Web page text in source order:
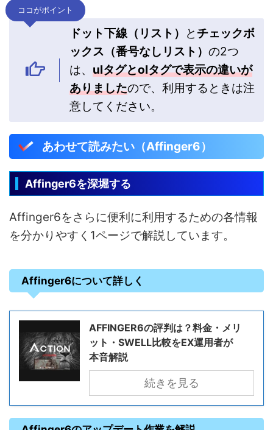
ココがポイント
ドット下線（リスト） と チェックボ
ックス（番号なしリスト） の2つ
は、 ulタグとolタグで表示の違いが
ありましたので、利用するときは注
意してください。
あわせて読みたい（Affinger6）
Affinger6を深堀する
Affinger6をさらに便利に利用するための各情報
を分かりやすく1ページで解説しています。
Affinger6について詳しく
AFFINGER6の評判は？料金・メリ
ット・SWELL比較をEX運用者が
本音解説
続きを見る